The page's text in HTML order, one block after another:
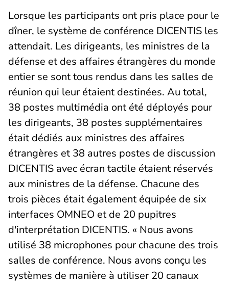
Lorsque les participants ont pris place pour le
dîner, le système de conférence DICENTIS les
attendait. Les dirigeants, les ministres de la
défense et des affaires étrangères du monde
entier se sont tous rendus dans les salles de
réunion qui leur étaient destinées. Au total,
38 postes multimédia ont été déployés pour
les dirigeants, 38 postes supplémentaires
était dédiés aux ministres des affaires
étrangères et 38 autres postes de discussion
DICENTIS avec écran tactile étaient réservés
aux ministres de la défense. Chacune des
trois pièces était également équipée de six
interfaces OMNEO et de 20 pupitres
d'interprétation DICENTIS. « Nous avons
utilisé 38 microphones pour chacune des trois
salles de conférence. Nous avons conçu les
systèmes de manière à utiliser 20 canaux